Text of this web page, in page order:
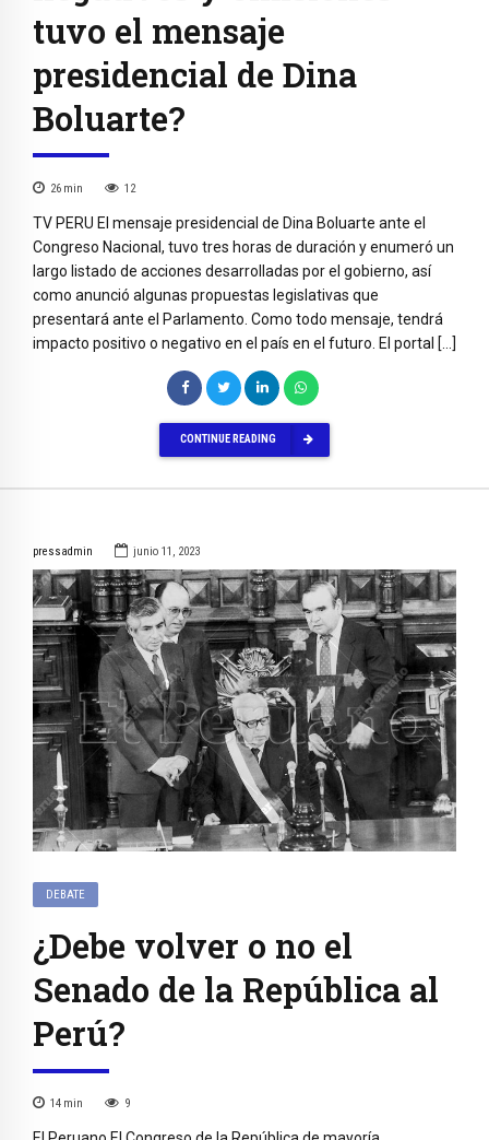
tuvo el mensaje
presidencial de Dina
Boluarte?
26 min 12
TV PERU El mensaje presidencial de Dina Boluarte ante el
Congreso Nacional, tuvo tres horas de duración y enumeró un
largo listado de acciones desarrolladas por el gobierno, así
como anunció algunas propuestas legislativas que
presentará ante el Parlamento. Como todo mensaje, tendrá
impacto positivo o negativo en el país en el futuro. El portal […]
CONTINUE READING
pressadmin junio 11, 2023
DEBATE
¿Debe volver o no el
Senado de la República al
Perú?
14 min 9